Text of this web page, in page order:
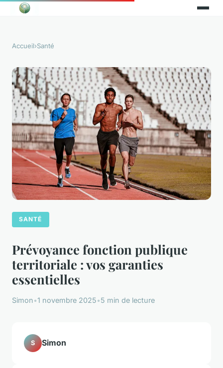
Accueil›Santé
SANTÉ
Prévoyance fonction publique
territoriale : vos garanties
essentielles
Simon•1 novembre 2025•5 min de lecture
S Simon